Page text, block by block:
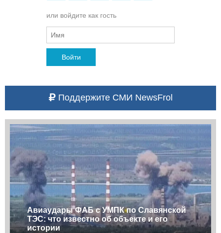
или войдите как гость
Войти
Поддержите СМИ NewsFrol
Авиаудары ФАБ с УМПК по Славянской
ТЭС: что известно об объекте и его
истории